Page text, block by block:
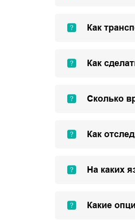
Как
Как
Сколько
Как
На каких
Какие